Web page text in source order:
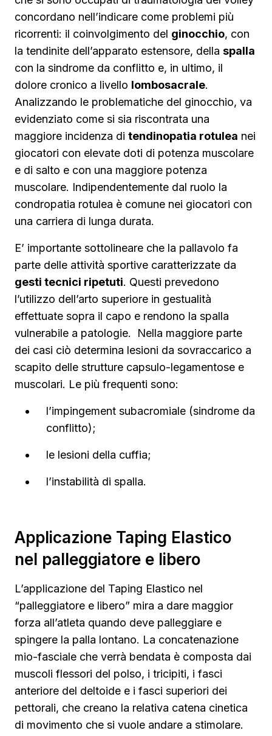
concordano nell’indicare come problemi più
ricorrenti: il coinvolgimento del ginocchio, con
la tendinite dell’apparato estensore, della spalla
con la sindrome da conflitto e, in ultimo, il
dolore cronico a livello lombosacrale.
Analizzando le problematiche del ginocchio, va
evidenziato come si sia riscontrata una
maggiore incidenza di tendinopatia rotulea nei
giocatori con elevate doti di potenza muscolare
e di salto e con una maggiore potenza
muscolare. Indipendentemente dal ruolo la
condropatia rotulea è comune nei giocatori con
una carriera di lunga durata.
E’ importante sottolineare che la pallavolo fa
parte delle attività sportive caratterizzate da
gesti tecnici ripetuti. Questi prevedono
l’utilizzo dell’arto superiore in gestualità
effettuate sopra il capo e rendono la spalla
vulnerabile a patologie. Nella maggiore parte
dei casi ciò determina lesioni da sovraccarico a
scapito delle strutture capsulo-legamentose e
muscolari. Le più frequenti sono:
l’impingement subacromiale (sindrome da
conflitto);
le lesioni della cuffia;
l’instabilità di spalla.
Applicazione Taping Elastico
nel palleggiatore e libero
L’applicazione del Taping Elastico nel
“palleggiatore e libero” mira a dare maggior
forza all’atleta quando deve palleggiare e
spingere la palla lontano. La concatenazione
mio-fasciale che verrà bendata è composta dai
muscoli flessori del polso, i tricipiti, i fasci
anteriore del deltoide e i fasci superiori dei
pettorali, che creano la relativa catena cinetica
di movimento che si vuole andare a stimolare.